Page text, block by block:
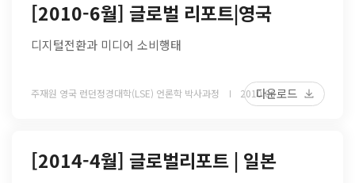
[2010-6월] 글로벌 리포트|영국
디지털전환과 미디어 소비행태
주재원 영국 런던정경대학(LSE) 언론학 박사과정 2010 06
다운로드
[2014-4월] 글로벌리포트 | 일본